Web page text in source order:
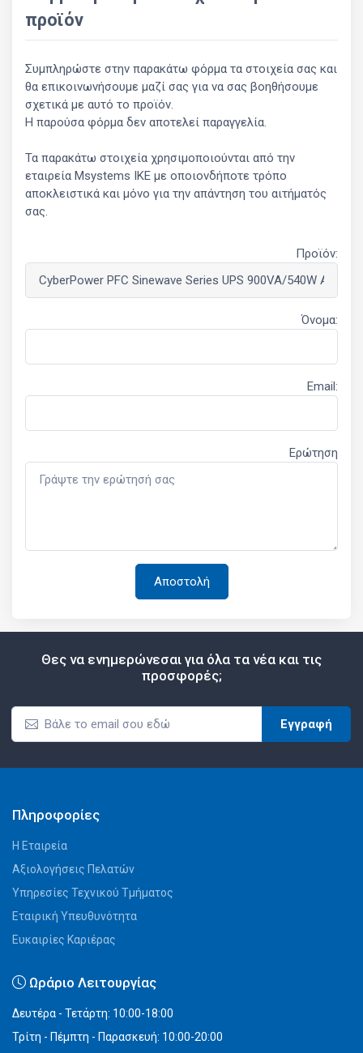
προϊόν
Συμπληρώστε στην παρακάτω φόρμα τα στοιχεία σας και
θα επικοινωνήσουμε μαζί σας για να σας βοηθήσουμε
σχετικά με αυτό το προϊόν.
Η παρούσα φόρμα δεν αποτελεί παραγγελία.
Τα παρακάτω στοιχεία χρησιμοποιούνται από την
εταιρεία Msystems ΙΚΕ με οποιονδήποτε τρόπο
αποκλειστικά και μόνο για την απάντηση του αιτήματός
σας.
Προϊόν:
Όνομα:
Email:
Ερώτηση
Θες να ενημερώνεσαι για όλα τα νέα και τις
προσφορές;
Εγγραφή
Πληροφορίες
Η Εταιρεία
Αξιολογήσεις Πελατών
Υπηρεσίες Τεχνικού Τμήματος
Εταιρική Υπευθυνότητα
Ευκαιρίες Καριέρας
Ωράριο Λειτουργίας
Δευτέρα - Τετάρτη: 10:00-18:00
Τρίτη - Πέμπτη - Παρασκευή: 10:00-20:00